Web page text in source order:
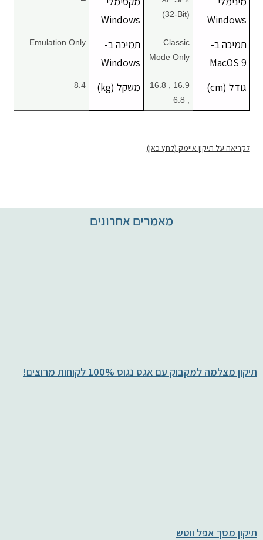
Windows
(32-Bit)
Windows
תמיכה ב-
MacOS 9
Classic
Mode Only
תמיכה ב-
Windows
Emulation Only
גודל (cm)
16.9 , 16.8
משקל (kg) 8.4
לקריאה על תיקון איימק (לחץ כאן)
מאמרים אחרונים
תיקון מצלמה למקבוק עם אגס נגוס 100% לקוחות מרוצים!
תיקון מסך אפל ווטש